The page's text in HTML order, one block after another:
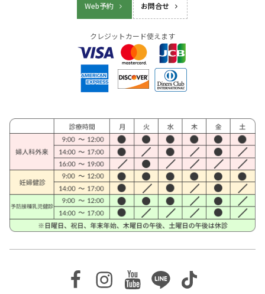
Web予約 お問合せ
クレジットカード使えます
Facebook
Instagram
Youtube
LineTikTok